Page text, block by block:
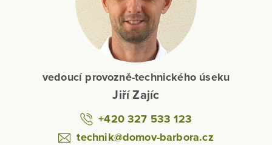
vedoucí provozně-technického úseku
Jiří Zajíc
+420 327 533 123
technik@domov-barbora.cz